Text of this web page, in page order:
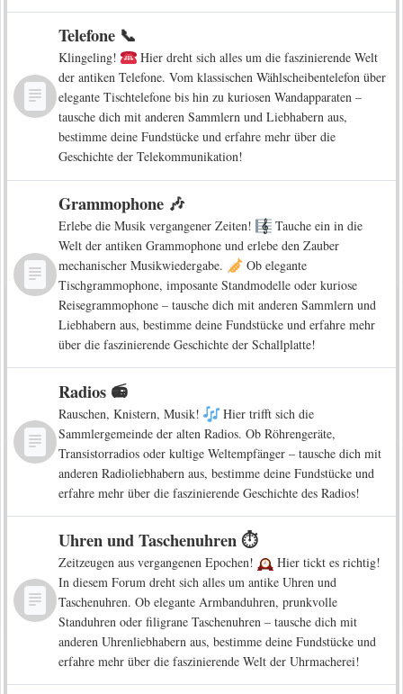
Telefone 📞
Klingeling!
Hier dreht sich alles um die faszinierende Welt
der antiken Telefone. Vom klassischen Wählscheibentelefon über
elegante Tischtelefone bis hin zu kuriosen Wandapparaten –
tausche dich mit anderen Sammlern und Liebhabern aus,
bestimme deine Fundstücke und erfahre mehr über die
Geschichte der Telekommunikation!
Grammophone 🎶
Erlebe die Musik vergangener Zeiten!
Tauche ein in die
Welt der antiken Grammophone und erlebe den Zauber
mechanischer Musikwiedergabe.
Ob elegante
Tischgrammophone, imposante Standmodelle oder kuriose
Reisegrammophone – tausche dich mit anderen Sammlern und
Liebhabern aus, bestimme deine Fundstücke und erfahre mehr
über die faszinierende Geschichte der Schallplatte!
Radios 📻
Rauschen, Knistern, Musik!
Hier trifft sich die
Sammlergemeinde der alten Radios. Ob Röhrengeräte,
Transistorradios oder kultige Weltempfänger – tausche dich mit
anderen Radioliebhabern aus, bestimme deine Fundstücke und
erfahre mehr über die faszinierende Geschichte des Radios!
Uhren und Taschenuhren ⏱️
Zeitzeugen aus vergangenen Epochen!
Hier tickt es richtig!
In diesem Forum dreht sich alles um antike Uhren und
Taschenuhren. Ob elegante Armbanduhren, prunkvolle
Standuhren oder filigrane Taschenuhren – tausche dich mit
anderen Uhrenliebhabern aus, bestimme deine Fundstücke und
erfahre mehr über die faszinierende Welt der Uhrmacherei!